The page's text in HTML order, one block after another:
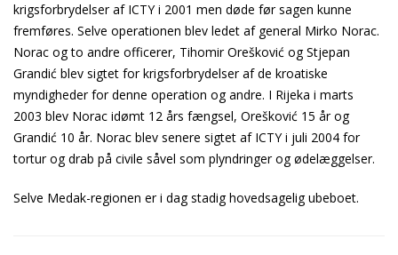
krigsforbrydelser af ICTY i 2001 men døde før sagen kunne
fremføres. Selve operationen blev ledet af general Mirko Norac.
Norac og to andre officerer, Tihomir Orešković og Stjepan
Grandić blev sigtet for krigsforbrydelser af de kroatiske
myndigheder for denne operation og andre. I Rijeka i marts
2003 blev Norac idømt 12 års fængsel, Orešković 15 år og
Grandić 10 år. Norac blev senere sigtet af ICTY i juli 2004 for
tortur og drab på civile såvel som plyndringer og ødelæggelser.
Selve Medak-regionen er i dag stadig hovedsagelig ubeboet.